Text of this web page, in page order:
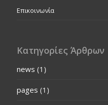
Επικοινωνία
Κατηγορίες Άρθρων
news (1)
pages (1)